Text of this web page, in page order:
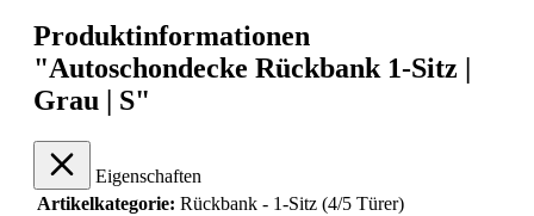
Produktinformationen
"Autoschondecke Rückbank 1-Sitz |
Grau | S"
Eigenschaften
Artikelkategorie: Rückbank - 1-Sitz (4/5 Türer)